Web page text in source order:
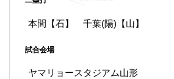
本間【石】 千葉(陽)【山】
試合会場
ヤマリョースタジアム山形